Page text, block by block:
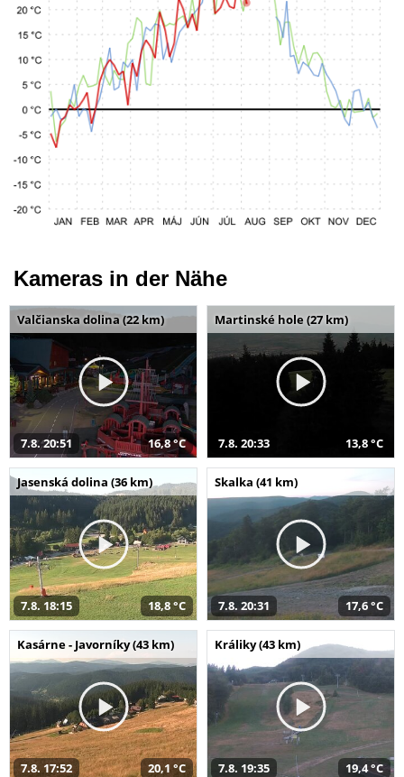
Kameras in der Nähe
Valčianska dolina (22 km)
7.8. 20:51 16,8 °C
Martinské hole (27 km)
7.8. 20:33 13,8 °C
Jasenská dolina (36 km)
7.8. 18:15 18,8 °C
Skalka (41 km)
7.8. 20:31 17,6 °C
Kasárne - Javorníky (43 km)
7.8. 17:52 20,1 °C
Králiky (43 km)
7.8. 19:35 19,4 °C